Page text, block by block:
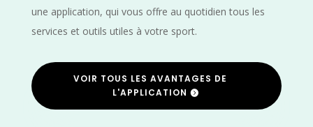
une application, qui vous offre au quotidien tous les
services et outils utiles à votre sport.
VOIR TOUS LES AVANTAGES DE
L'APPLICATION